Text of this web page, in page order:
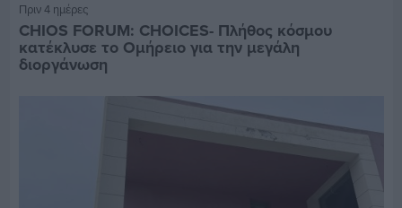
Πριν 4 ημέρες
CHIOS FORUM: CHOICES- Πλήθος κόσμου
κατέκλυσε το Ομήρειο για την μεγάλη
διοργάνωση